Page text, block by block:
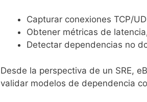
Capturar conexiones TCP/
Obtener métricas de
Detectar dependencias no
Desde la perspectiva de un SRE,
validar modelos de dependencia